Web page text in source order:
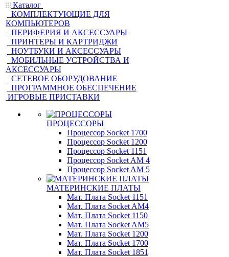
Каталог
КОМПЛЕКТУЮЩИЕ ДЛЯ
КОМПЬЮТЕРОВ
ПЕРИФЕРИЯ И АКСЕССУАРЫ
ПРИНТЕРЫ И КАРТРИДЖИ
НОУТБУКИ И АКСЕССУАРЫ
МОБИЛЬНЫЕ УСТРОЙСТВА И
АКСЕССУАРЫ
СЕТЕВОЕ ОБОРУДОВАНИЕ
ПРОГРАММНОЕ ОБЕСПЕЧЕНИЕ
ИГРОВЫЕ ПРИСТАВКИ
ПРОЦЕССОРЫ
Процессор Socket 1700
Процессор Socket 1200
Процессор Socket 1151
Процессор Socket AM 4
Процессор Socket AM 5
МАТЕРИНСКИЕ ПЛАТЫ
Мат. Плата Socket 1151
Мат. Плата Socket AM4
Мат. Плата Socket 1150
Мат. Плата Socket AM5
Мат. Плата Socket 1200
Мат. Плата Socket 1700
Мат. Плата Socket 1851